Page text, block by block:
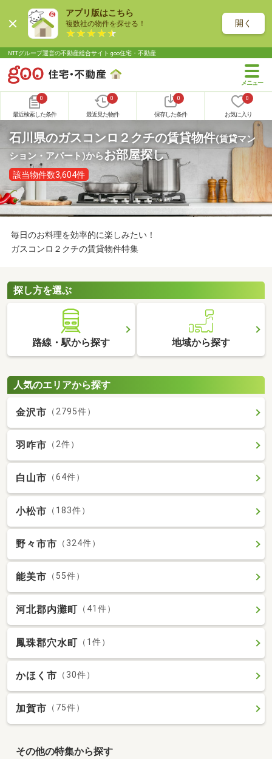
アプリ版はこちら
複数社の物件を探せる！ 開く
NTTグループ運営の不動産総合サイト goo住宅・不動産
0
最近検索した条件
0
最近見た物件
0
保存した条件
0
お気に入り
石川県のガスコンロ２クチの賃貸物件(賃貸マン
ション・アパート)からお部屋探し
該当物件数3,604件
毎日のお料理を効率的に楽しみたい！
ガスコンロ２クチの賃貸物件特集
探し方を選ぶ
路線・駅から探す 地域から探す
人気のエリアから探す
金沢市 （2795件）
羽咋市 （2件）
白山市 （64件）
小松市 （183件）
野々市市 （324件）
能美市 （55件）
河北郡内灘町 （41件）
鳳珠郡穴水町 （1件）
かほく市 （30件）
加賀市 （75件）
その他の特集から探す